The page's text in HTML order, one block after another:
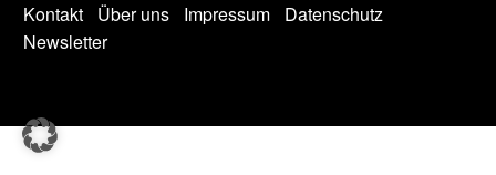
Kontakt Über uns Impressum
Datenschutz
Newsletter